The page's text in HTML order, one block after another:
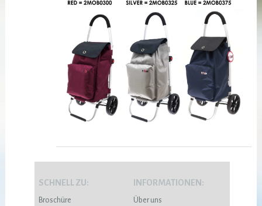
SCHNELL ZU:
Broschüre
INFORMATIONEN:
Über uns